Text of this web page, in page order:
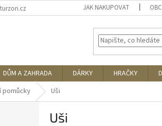
JAK NAKUPOVAT
DŮM A ZAHRADA DÁRKY HRAČKY
pomůcky Uši
Uši